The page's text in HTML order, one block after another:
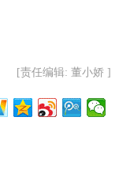
[责任编辑: 董小娇 ]